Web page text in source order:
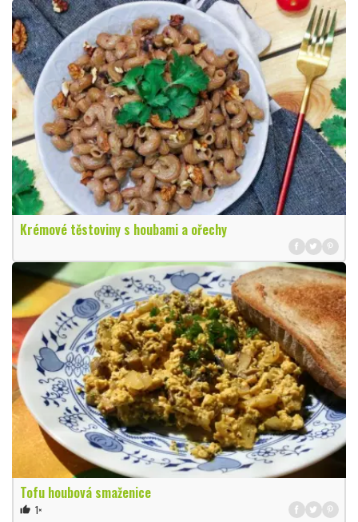
Krémové těstoviny s houbami a ořechy
Tofu houbová smaženice
thumb_up 1×